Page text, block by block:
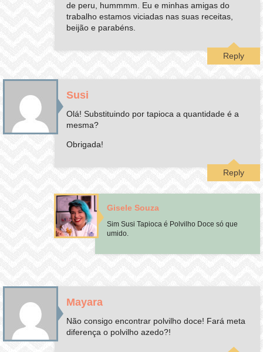
de peru, hummmm. Eu e minhas amigas do
trabalho estamos viciadas nas suas receitas,
beijão e parabéns.
Reply
Susi
Olá! Substituindo por tapioca a quantidade é a
mesma?
Obrigada!
Reply
Gisele Souza
Sim Susi Tapioca é Polvilho Doce só que
umido.
Mayara
Não consigo encontrar polvilho doce! Fará meta
diferença o polvilho azedo?!